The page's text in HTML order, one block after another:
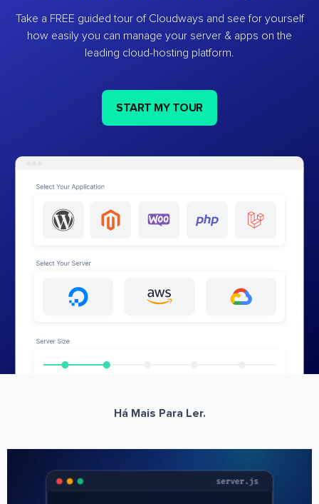
Take a FREE guided tour of Cloudways and see for yourself
how easily you can manage your server & apps on the
leading cloud-hosting platform.
START MY TOUR
Há Mais Para Ler.